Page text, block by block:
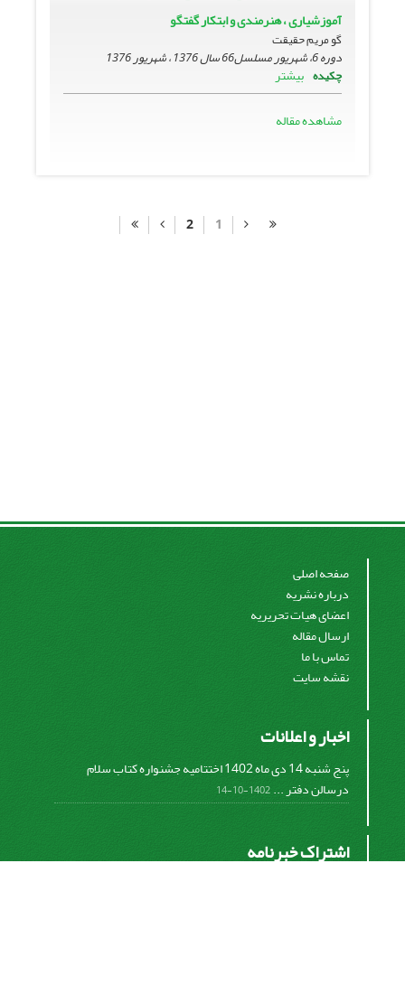
آموزشیارى ، هنرمندى و ابتکار گفتگو
گو مریم حقیقت
دوره 6، شهریور مسلسل66 سال 1376 ، شهریور 1376
چکیده بیشتر
مشاهده مقاله
1
2
صفحه اصلی
درباره نشریه
اعضای هیات تحریریه
ارسال مقاله
تماس با ما
نقشه سایت
اخبار و اعلانات
پنج شنبه 14 دی ماه 1402 اختتامیه جشنواره کتاب سلام
درسالن دفتر ...1402-10-14
اشتراک خبرنامه